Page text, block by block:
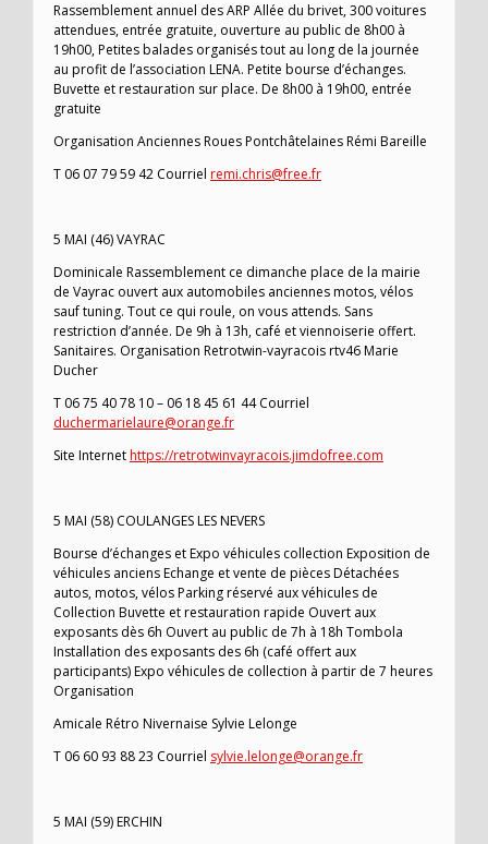
Rassemblement annuel des ARP Allée du brivet, 300 voitures
attendues, entrée gratuite, ouverture au public de 8h00 à
19h00, Petites balades organisés tout au long de la journée
au profit de l’association LENA. Petite bourse d’échanges.
Buvette et restauration sur place. De 8h00 à 19h00, entrée
gratuite
Organisation Anciennes Roues Pontchâtelaines Rémi Bareille
T 06 07 79 59 42 Courriel remi.chris@free.fr
5 MAI (46) VAYRAC
Dominicale Rassemblement ce dimanche place de la mairie
de Vayrac ouvert aux automobiles anciennes motos, vélos
sauf tuning. Tout ce qui roule, on vous attends. Sans
restriction d’année. De 9h à 13h, café et viennoiserie offert.
Sanitaires. Organisation Retrotwin-vayracois rtv46 Marie
Ducher
T 06 75 40 78 10 – 06 18 45 61 44 Courriel
duchermarielaure@orange.fr
Site Internethttps://retrotwinvayracois.jimdofree.com
5 MAI (58) COULANGES LES NEVERS
Bourse d’échanges et Expo véhicules collection Exposition de
véhicules anciens Echange et vente de pièces Détachées
autos, motos, vélos Parking réservé aux véhicules de
Collection Buvette et restauration rapide Ouvert aux
exposants dès 6h Ouvert au public de 7h à 18h Tombola
Installation des exposants des 6h (café offert aux
participants) Expo véhicules de collection à partir de 7 heures
Organisation
Amicale Rétro Nivernaise Sylvie Lelonge
T 06 60 93 88 23 Courriel sylvie.lelonge@orange.fr
5 MAI (59) ERCHIN